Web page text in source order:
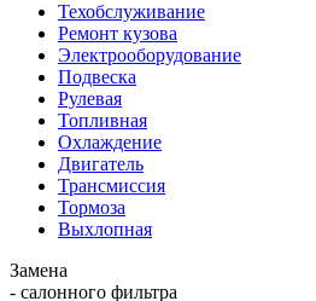
Техобслуживание
Ремонт кузова
Электрооборудование
Подвеска
Рулевая
Топливная
Охлаждение
Двигатель
Трансмиссия
Тормоза
Выхлопная
Замена
- салонного фильтра